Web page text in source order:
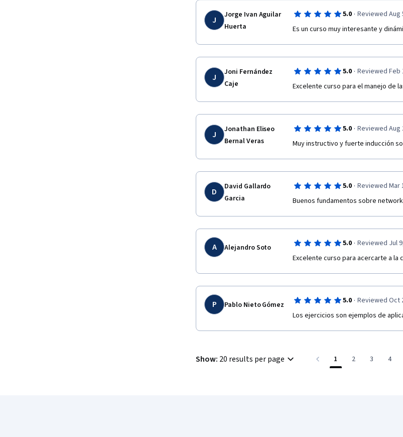
J
Jorge Ivan Aguilar
Huerta
5.0 · Reviewed Aug
Es un curso muy interesante y
J
Joni Fernández
Caje
5.0 · Reviewed Feb
Excelente curso para el manejo de
J
Jonathan Eliseo
Bernal Veras
5.0 · Reviewed Aug
Muy instructivo y fuerte inducción
D
David Gallardo
Garcia
5.0 · Reviewed Mar
Buenos fundamentos sobre
A Alejandro Soto 5.0 · Reviewed Jul
Excelente curso para acercarte a la
P Pablo Nieto Gómez 5.0 · Reviewed Oct
Los ejercicios son ejemplos de
Show: 20 results per page 1 2 3 4